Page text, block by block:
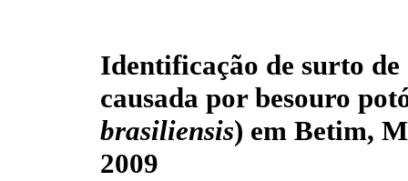
Identificação de surto
causada por besouro
brasiliensis) em Betim,
2009